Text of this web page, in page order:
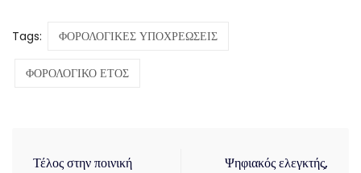
Tags: ΦΟΡΟΛΟΓΙΚΕΣ ΥΠΟΧΡΕΩΣΕΙΣ
ΦΟΡΟΛΟΓΙΚΟ ΕΤΟΣ
Τέλος στην ποινική
Ψηφιακός ελεγκτής,